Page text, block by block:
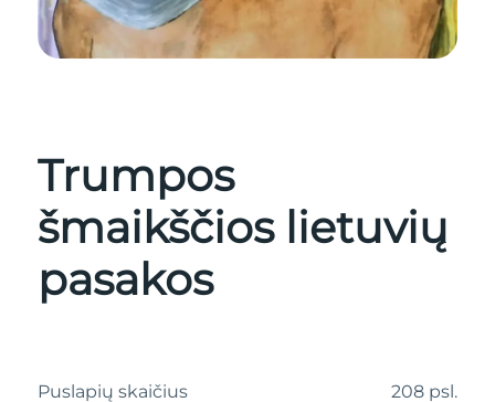
Trumpos
šmaikščios lietuvių
pasakos
Puslapių skaičius
208 psl.